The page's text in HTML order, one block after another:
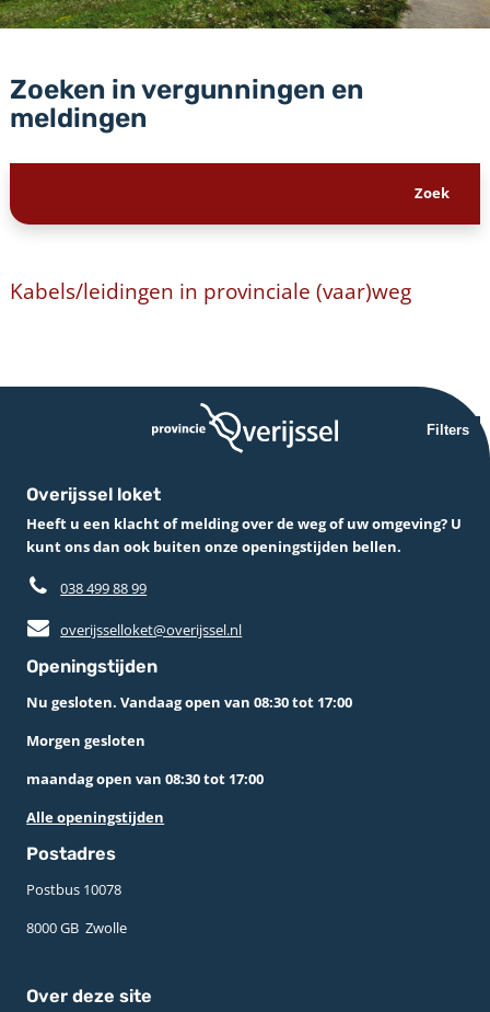
Zoeken in vergunningen en
meldingen
Kabels/leidingen in provinciale (vaar)weg
Filters
Overijssel loket
Heeft u een klacht of melding over de weg of uw omgeving? U
kunt ons dan ook buiten onze openingstijden bellen.
038 499 88 99
overijsselloket@overijssel.nl
Openingstijden
Nu gesloten. Vandaag open van 08:30 tot 17:00
Morgen gesloten
maandag open van 08:30 tot 17:00
Alle openingstijden
Postadres
Postbus 10078 ­
8000 GB ­ Zwolle
Over deze site